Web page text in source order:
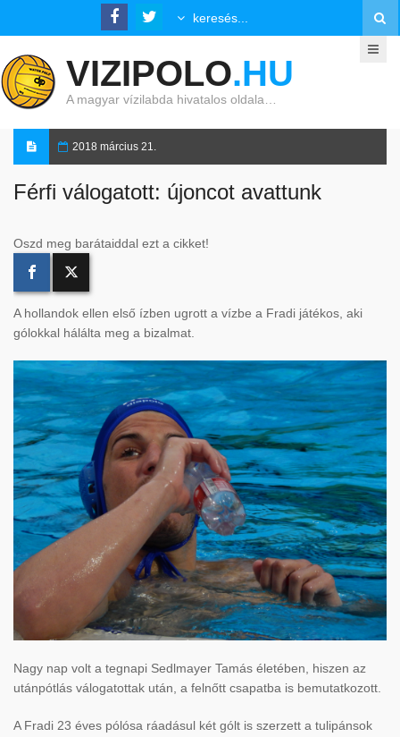
VIZIPOLO.HU
A magyar vízilabda hivatalos oldala…
2018 március 21.
Férfi válogatott: újoncot avattunk
Oszd meg barátaiddal ezt a cikket!
A hollandok ellen első ízben ugrott a vízbe a Fradi játékos, aki
gólokkal hálálta meg a bizalmat.
Nagy nap volt a tegnapi Sedlmayer Tamás életében, hiszen az
utánpótlás válogatottak után, a felnőtt csapatba is bemutatkozott.
A Fradi 23 éves pólósa ráadásul két gólt is szerzett a tulipánsok